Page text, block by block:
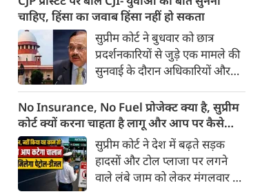
उद्योग मंत्रालय ने स्पष्ट किया है कि
20 प्रतिशत से अधिक एथनॉल
मिश्रित ईंधन पर चलने वाले Flex-
Fuel वाहनों को बढ़ावा देने के लिए
सरकार ने अलग से कोई राष्ट्रीय नीति
नहीं बनाई है। मंत्रालय ने यह भी स्पष्ट
किया कि Flex-Fuel और Electric
Vehicles को प्रोत्साहित करने को
लेकर उसने फिलहाल कोई अलग
अध्ययन नहीं कराया है।
चाहिए, हिंसा का जवाब हिंसा नहीं हो सकता
सुप्रीम कोर्ट ने बुधवार को छात्र
प्रदर्शनकारियों से जुड़े एक मामले की
सुनवाई के दौरान अधिकारियों और
दी। कोर्ट ने कहा कि युवा छात्रों के
विरोध प्रदर्शन के दौरान हिंसा रोकने के
लिए अगर हिंसक तरीके अपनाए गए,
तो इससे स्थिति और बिगड़ सकती है।
No Insurance, No Fuel प्रोजेक्ट क्या है, सुप्रीम
कोर्ट क्यों करना चाहता है लागू और आप पर कैसे
पड़ेगा असर
सुप्रीम कोर्ट ने देश में बढ़ते सड़क
हादसों और टोल प्लाजा पर लगने
वाले लंबे जाम को लेकर मंगलवार को